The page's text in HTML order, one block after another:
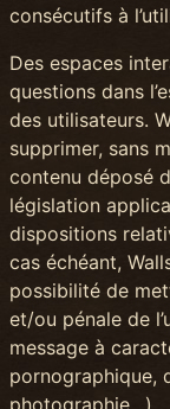
consécutifs à
Des espaces
questions dans
des utilisateurs.
supprimer, sans
contenu déposé
législation
dispositions
cas échéant,
possibilité de
et/ou pénale de
message à
pornographique,
photographie…).